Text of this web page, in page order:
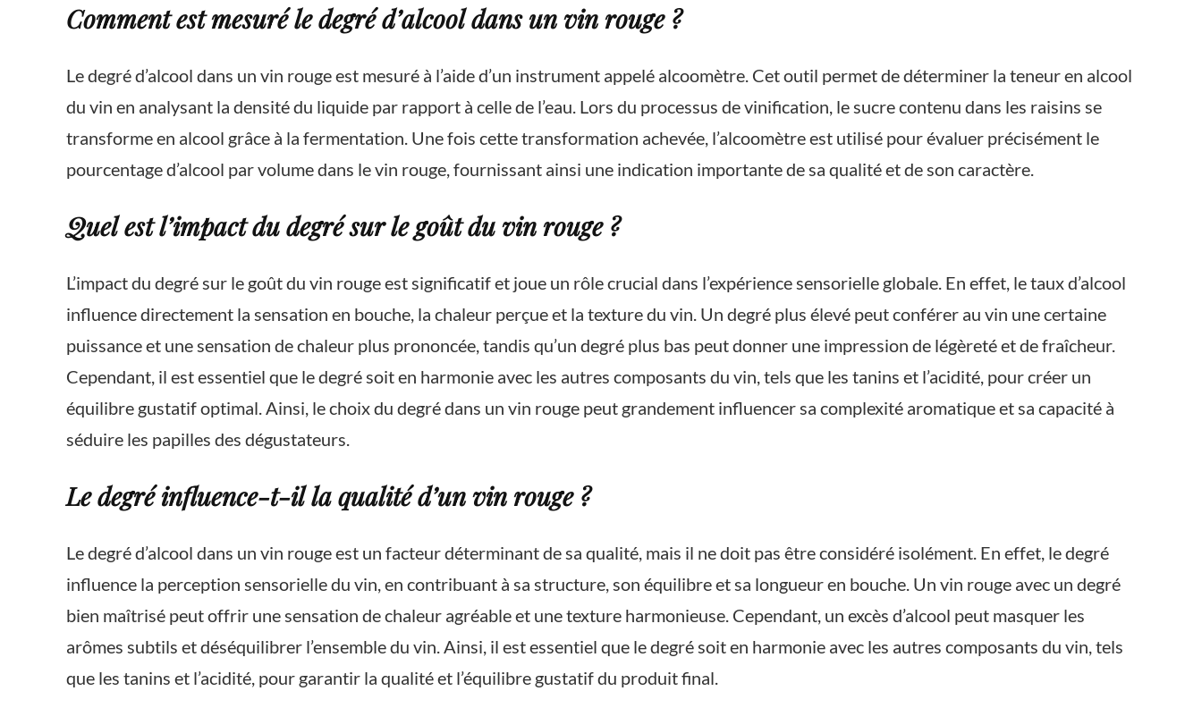
Comment est mesuré le degré d’alcool dans un vin rouge ?
Le degré d’alcool dans un vin rouge est mesuré à l’aide d’un instrument appelé alcoomètre. Cet outil permet de déterminer la teneur en alcool
du vin en analysant la densité du liquide par rapport à celle de l’eau. Lors du processus de vinification, le sucre contenu dans les raisins se
transforme en alcool grâce à la fermentation. Une fois cette transformation achevée, l’alcoomètre est utilisé pour évaluer précisément le
pourcentage d’alcool par volume dans le vin rouge, fournissant ainsi une indication importante de sa qualité et de son caractère.
Quel est l’impact du degré sur le goût du vin rouge ?
L’impact du degré sur le goût du vin rouge est significatif et joue un rôle crucial dans l’expérience sensorielle globale. En effet, le taux d’alcool
influence directement la sensation en bouche, la chaleur perçue et la texture du vin. Un degré plus élevé peut conférer au vin une certaine
puissance et une sensation de chaleur plus prononcée, tandis qu’un degré plus bas peut donner une impression de légèreté et de fraîcheur.
Cependant, il est essentiel que le degré soit en harmonie avec les autres composants du vin, tels que les tanins et l’acidité, pour créer un
équilibre gustatif optimal. Ainsi, le choix du degré dans un vin rouge peut grandement influencer sa complexité aromatique et sa capacité à
séduire les papilles des dégustateurs.
Le degré influence-t-il la qualité d’un vin rouge ?
Le degré d’alcool dans un vin rouge est un facteur déterminant de sa qualité, mais il ne doit pas être considéré isolément. En effet, le degré
influence la perception sensorielle du vin, en contribuant à sa structure, son équilibre et sa longueur en bouche. Un vin rouge avec un degré
bien maîtrisé peut offrir une sensation de chaleur agréable et une texture harmonieuse. Cependant, un excès d’alcool peut masquer les
arômes subtils et déséquilibrer l’ensemble du vin. Ainsi, il est essentiel que le degré soit en harmonie avec les autres composants du vin, tels
que les tanins et l’acidité, pour garantir la qualité et l’équilibre gustatif du produit final.